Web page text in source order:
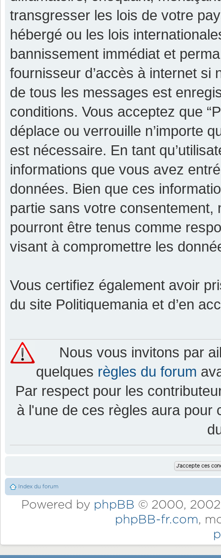
transgresser les lois de votre
hébergé ou les lois
bannissement immédiat et
fournisseur d’accès à internet si
de tous les messages est
conditions. Vous acceptez que
déplace ou verrouille n’importe
est nécessaire. En tant
informations que vous avez
données. Bien que ces
partie sans votre consentement,
pourront être tenus comme
visant à compromettre les
Vous certifiez également avoir
du site Politiquemania et d’en
Nous vous invitons par
quelques règles du forum
Par respect pour les
à l'une de ces règles aura pour
Index du forum
Powered by phpBB © 2000,
phpBB-fr.com,